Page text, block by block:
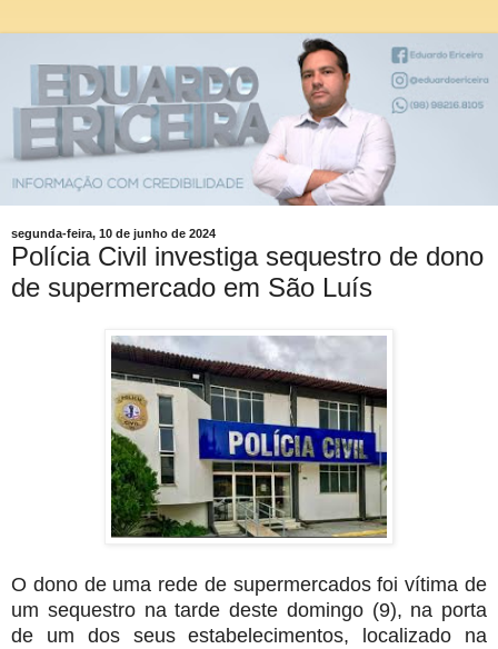
segunda-feira, 10 de junho de 2024
Polícia Civil investiga sequestro de dono
de supermercado em São Luís
O dono de uma rede de supermercados foi vítima de
um sequestro na tarde deste domingo (9), na porta
de um dos seus estabelecimentos, localizado na